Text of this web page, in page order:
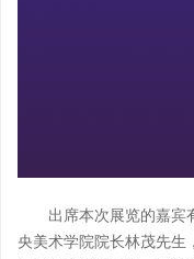
出席本次展览的嘉宾
央美术学院院长林茂先生